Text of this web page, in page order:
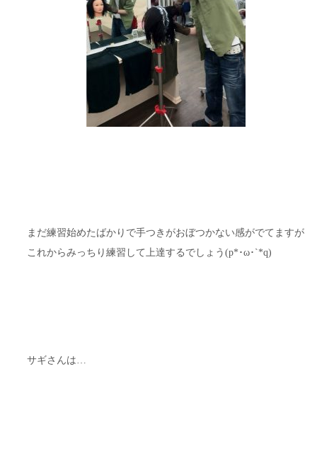
まだ練習始めたばかりで手つきがおぼつかない感がでてますが
これからみっちり練習して上達するでしょう(p*･ω･`*q)
サギさんは…